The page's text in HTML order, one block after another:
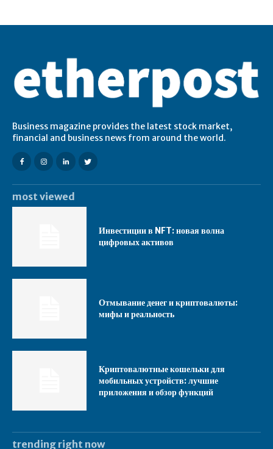
Business magazine provides the latest stock market,
financial and business news from around the world.
most viewed
Инвестиции в NFT: новая волна
цифровых активов
Отмывание денег и криптовалюты:
мифы и реальность
Криптовалютные кошельки для
мобильных устройств: лучшие
приложения и обзор функций
trending right now